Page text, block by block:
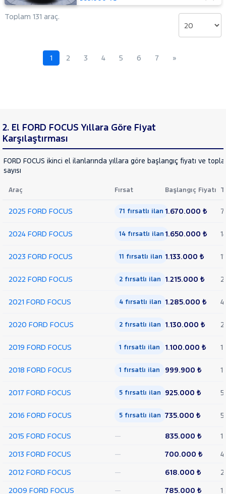
Mustang
Mach-E
RANGER
JOURNEY
TOURNEO
CUSTOM
TRANSIT
Foton
HYUNDAI
ISUZU
Jaecoo
JEEP
LANCIA
MAN
MERCEDES-
BENZ
MINI
MITSUBISHI
NISSAN
OPEL
PEUGEOT
Toplam 131 araç.
1 2 3 4 5 6 7 »
2. El FORD FOCUS Yıllara Göre Fiyat
Karşılaştırması
FORD FOCUS ikinci el ilanlarında yıllara göre başlangıç fiyatı ve
sayısı
Araç Fırsat Başlangıç Fiyatı
2025 FORD FOCUS 71 fırsatlı ilan 1.670.000 ₺
2024 FORD FOCUS 14 fırsatlı ilan 1.650.000 ₺
2023 FORD FOCUS 11 fırsatlı ilan 1.133.000 ₺ 11
2022 FORD FOCUS 2 fırsatlı ilan 1.215.000 ₺ 2
2021 FORD FOCUS 4 fırsatlı ilan 1.285.000 ₺ 4
2020 FORD FOCUS 2 fırsatlı ilan 1.130.000 ₺ 2
2019 FORD FOCUS 1 fırsatlı ilan 1.100.000 ₺ 1
2018 FORD FOCUS 1 fırsatlı ilan 999.900 ₺ 1
2017 FORD FOCUS 5 fırsatlı ilan 925.000 ₺ 5
2016 FORD FOCUS 5 fırsatlı ilan 735.000 ₺ 5
2015 FORD FOCUS — 835.000 ₺
1
2013 FORD FOCUS
— 700.000 ₺
4
2012 FORD FOCUS
— 618.000 ₺
2
2009 FORD FOCUS
— 785.000 ₺
1